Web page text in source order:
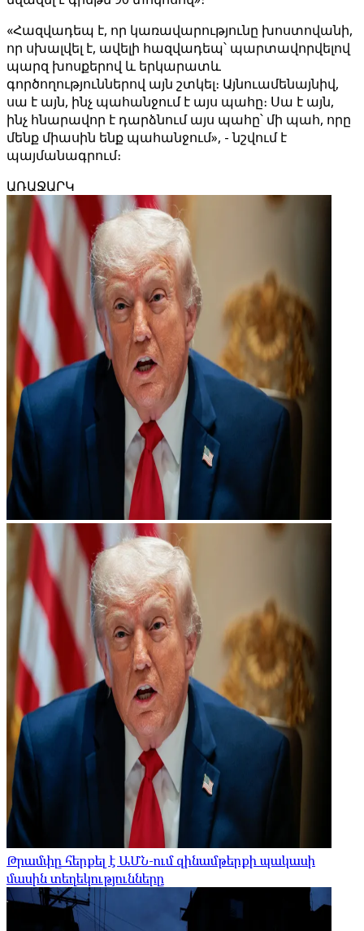
«Հազվադեպ է, որ կառավարությունը խոստովանի,
որ սխալվել է, ավելի հազվադեպ՝ պարտավորվելով
պարզ խոսքերով և երկարատև
գործողություններով այն շտկել։ Այնուամենայնիվ,
սա է այն, ինչ պահանջում է այս պահը։ Սա է այն,
ինչ հնարավոր է դարձնում այս պահը՝ մի պահ, որը
մենք միասին ենք պահանջում», - նշվում է
պայմանագրում։
ԱՌԱՋԱՐԿ
Թրամփը հերքել է ԱՄՆ-ում զինամթերքի պակասի
մասին տեղեկությունները